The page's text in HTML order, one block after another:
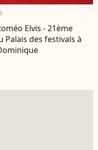
Elvis - 21ème
Palais des festivals à